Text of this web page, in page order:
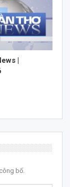
|
bố.